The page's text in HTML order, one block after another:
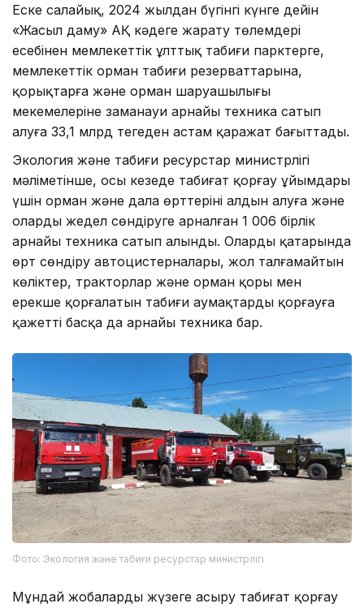
Еске салайық, 2024 жылдан бүгінгі күнге дейін
«Жасыл даму» АҚ кәдеге жарату төлемдері
есебінен мемлекеттік ұлттық табиғи парктерге,
мемлекеттік орман табиғи резерваттарына,
қорықтарға және орман шаруашылығы
мекемелеріне заманауи арнайы техника сатып
алуға 33,1 млрд теңгеден астам қаражат бағыттады.
Экология және табиғи ресурстар министрлігі
мәліметінше, осы кезеңде табиғат қорғау ұйымдары
үшін орман және дала өрттерінің алдын алуға және
оларды жедел сөндіруге арналған 1 006 бірлік
арнайы техника сатып алынды. Олардың қатарында
өрт сөндіру автоцистерналары, жол талғамайтын
көліктер, тракторлар және орман қоры мен
ерекше қорғалатын табиғи аумақтарды қорғауға
қажетті басқа да арнайы техника бар.
Фото: Экология және табиғи ресурстар министрлігі
Мұндай жобаларды жүзеге асыру табиғат қорғау